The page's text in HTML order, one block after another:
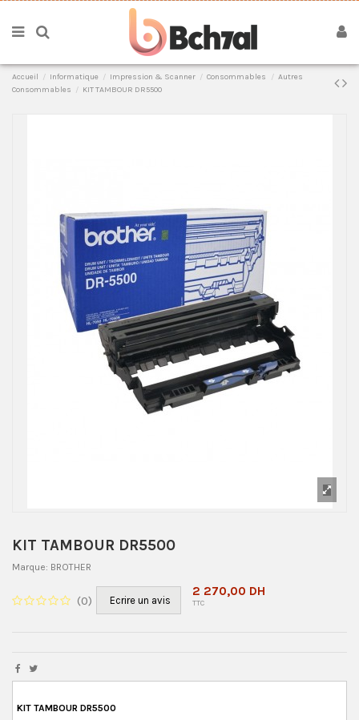
Accueil Informatique Impression & Scanner Consommables
Autres
Consommables
KIT TAMBOUR DR5500
KIT TAMBOUR DR5500
Marque: BROTHER
(0) Ecrire un avis
2 270,00 DH
TTC
KIT TAMBOUR DR5500